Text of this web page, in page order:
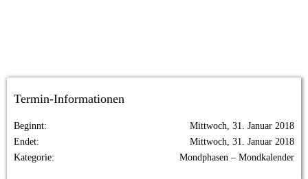
Termin-Informationen
Beginnt
Mittwoch, 31. Januar 2018
Endet
Mittwoch, 31. Januar 2018
Kategorie
Mondphasen – Mondkalender